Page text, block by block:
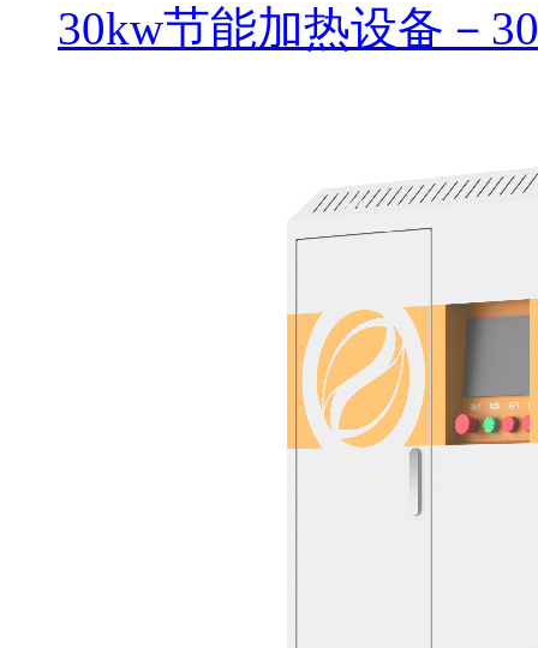
30kw节能加热设备－